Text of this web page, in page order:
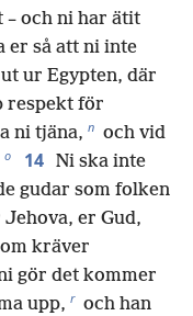
och ni har ätit
er så att ni inte
ur Egypten, där
respekt för
ni tjäna, n och vid
o 14 Ni ska inte
gudar som folken
er Gud,
kräver
gör det kommer
upp, r och han